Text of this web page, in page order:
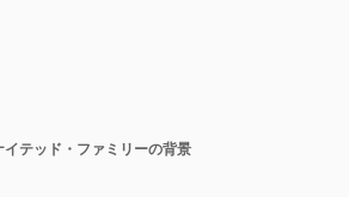
テッド・ファミリーの背景